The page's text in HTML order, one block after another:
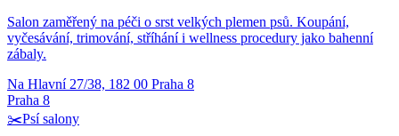
Salon zaměřený na péči o srst velkých plemen psů. Koupání,
vyčesávání, trimování, stříhání i wellness procedury jako bahenní
zábaly.
Na Hlavní 27/38, 182 00 Praha 8
Praha 8
✂️Psí salony